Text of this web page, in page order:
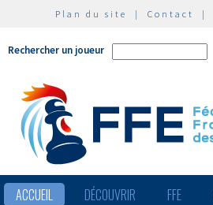
Plan du site | Contact |
Rechercher un joueur
ACCUEIL DÉCOUVRIR FFE